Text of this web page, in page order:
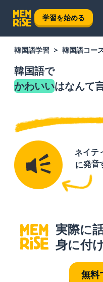
学習を始める
韓国語学習 韓国語コー
韓国語で
かわいいはなんて
ネイテ
に発音
実際に
身に付
無料